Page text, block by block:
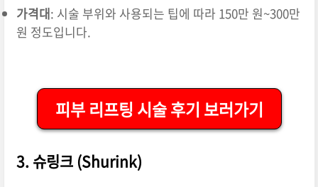
가격대: 시술 부위와 사용되는 팁에 따라 150만 원~300만
원 정도입니다.
피부 리프팅 시술 후기 보러가기
3.슈링크 (Shurink)